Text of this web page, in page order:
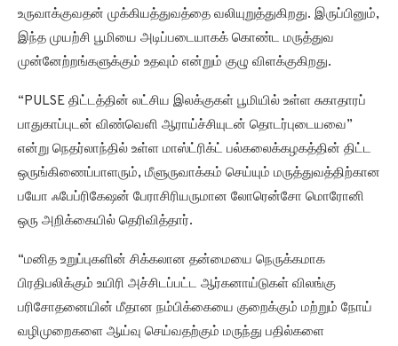
உருவாக்குவதன் முக்கியத்துவத்தை வலியுறுத்துகிறது. இருப்பினும்,
இந்த முயற்சி பூமியை அடிப்படையாகக் கொண்ட மருத்துவ
முன்னேற்றங்களுக்கும் உதவும் என்றும் குழு விளக்குகிறது.
“PULSE திட்டத்தின் லட்சிய இலக்குகள் பூமியில் உள்ள சுகாதாரப்
பாதுகாப்புடன் விண்வெளி ஆராய்ச்சியுடன் தொடர்புடையவை”
என்று நெதர்லாந்தில் உள்ள மாஸ்ட்ரிக்ட் பல்கலைக்கழகத்தின் திட்ட
ஒருங்கிணைப்பாளரும், மீளுருவாக்கம் செய்யும் மருத்துவத்திற்கான
பயோ ஃபேப்ரிகேஷன் பேராசிரியருமான லோரென்சோ மொரோனி
ஒரு அறிக்கையில் தெரிவித்தார்.
“மனித உறுப்புகளின் சிக்கலான தன்மையை நெருக்கமாக
பிரதிபலிக்கும் உயிரி அச்சிடப்பட்ட ஆர்கனாய்டுகள் விலங்கு
பரிசோதனையின் மீதான நம்பிக்கையை குறைக்கும் மற்றும் நோய்
வழிமுறைகளை ஆய்வு செய்வதற்கும் மருந்து பதில்களை